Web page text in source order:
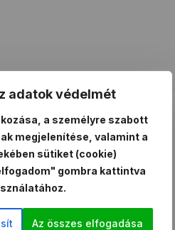
adatok védelmét
a személyre szabott
megjelenítése, valamint a
sütiket (cookie)
gombra kattintva
Az összes elfogadása